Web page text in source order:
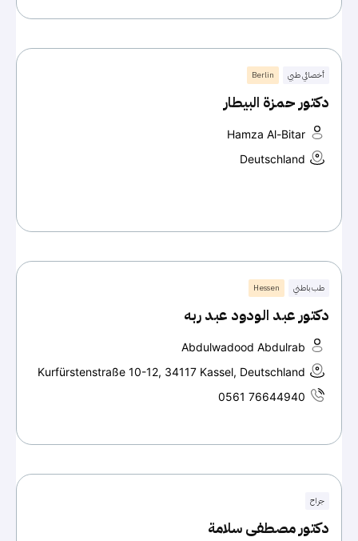
أخصائي طبي Berlin
دكتور حمزة البيطار
Hamza Al-Bitar
Deutschland
طب باطني Hessen
دكتور عبد الودود عبد ربه
Abdulwadood Abdulrab
Kurfürstenstraße 10-12, 34117 Kassel, Deutschland
0561 76644940
جراح
دكتور مصطفى سلامة